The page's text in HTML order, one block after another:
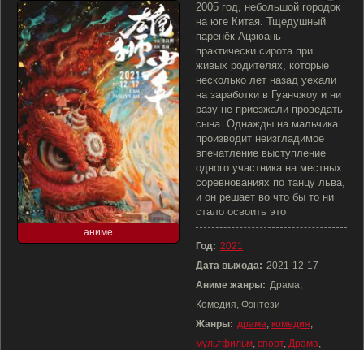
аниме
2005 год, небольшой городок
на юге Китая. Тщедушный
паренёк Ацзюань —
практически сирота при
живых родителях, которые
несколько лет назад уехали
на заработки в Гуанчжоу и ни
разу не приезжали проведать
сына. Однажды на мальчика
производит неизгладимое
впечатление выступление
одного участника на местных
соревнованиях по танцу льва,
и он решает во что бы то ни
стало освоить это
Год: 2021
Дата выхода: 2021-12-17
Аниме жанры: Драма,
Комедия, Фэнтези
Жанры: драма, комедия,
мультфильм, спорт, Драма,